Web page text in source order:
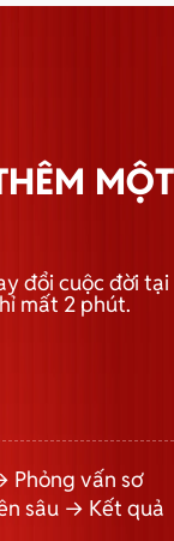
MỘT
đổi cuộc đời tại
mất 2 phút.
Phỏng vấn sơ
sâu → Kết quả